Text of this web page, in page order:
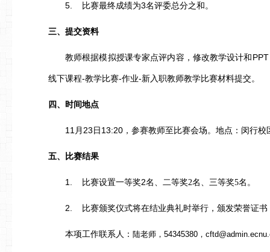
5. 比赛最终成绩为3名评委总分之和。
三、 提交资料
教师根据模拟授课专家点评内容，修改教学设计和 PPT
线下课程-教学比赛-作业-新入职教师教学比赛材料提交。
四、 时间地点
11 月 23 日 13:20 ，参赛教师至比赛会场。地点：闵行校
五、 比赛结果
1. 比赛设置一等奖2名、二等奖2名、三等奖5名。
2. 比赛颁奖仪式将在结业典礼时举行，颁发荣誉证
本项工作联系人： 陆老师， 54345380 ，